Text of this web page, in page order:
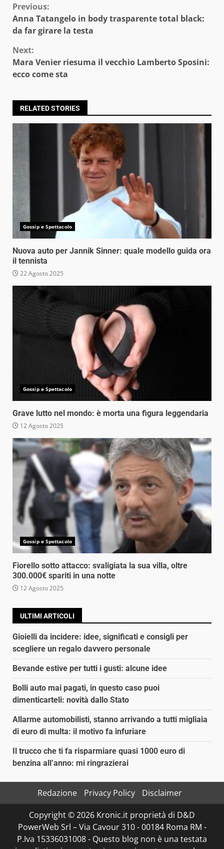
Continue
Reading
Previous:
Anna Tatangelo in body trasparente total black:
da far girare la testa
Next:
Mara Venier riesuma il vecchio Lamberto Sposini:
ecco come sta
RELATED STORIES
Gossip e Spettacolo
Nuova auto per Jannik Sinner: quale modello guida ora
il tennista
22 Agosto 2025
Gossip e Spettacolo
Grave lutto nel mondo: è morta una figura leggendaria
12 Agosto 2025
Gossip e Spettacolo
Fiorello sotto attacco: svaligiata la sua villa, oltre
300.000€ spariti in una notte
12 Agosto 2025
ULTIMI ARTICOLI
Gioielli da incidere: idee, significati e consigli per
scegliere un regalo davvero personale
Bevande estive per tutti i gusti: alcune idee
Bolli auto mai pagati, in questo caso puoi
dimenticarteli: novità dallo Stato
Allarme automobilisti, stanno arrivando a tutti migliaia
di euro di multa: il motivo fa infuriare
Il trucco che ti fa risparmiare quasi 1000 euro di
benzina all’anno: mi ringrazierai
Redazione Privacy Policy
Disclaimer
Copyright © 2026 Kronic.it proprietà di D&D
PowerWeb Srl – Via Cavour 310 - 00184 Roma RM -
P.Iva 15336031008 - Questo blog non è una testata